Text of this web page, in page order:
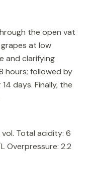
the open vat
at low
and clarifying
hours; followed by
days. Finally, the
Total acidity: 6
Overpressure: 2.2